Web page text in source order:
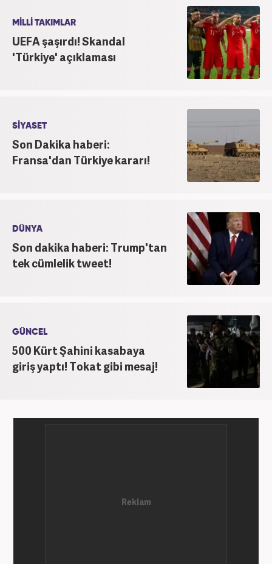
MİLLİ TAKIMLAR
UEFA şaşırdı! Skandal
'Türkiye' açıklaması
SİYASET
Son Dakika haberi:
Fransa'dan Türkiye kararı!
DÜNYA
Son dakika haberi: Trump'tan
tek cümlelik tweet!
GÜNCEL
500 Kürt Şahini kasabaya
giriş yaptı! Tokat gibi mesaj!